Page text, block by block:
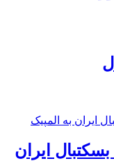
ایران